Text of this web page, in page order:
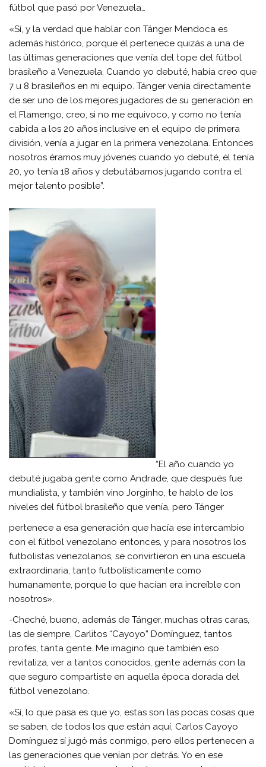
fútbol que pasó por Venezuela…
«Sí, y la verdad que hablar con Tánger Mendoca es
además histórico, porque él pertenece quizás a una de
las últimas generaciones que venía del tope del fútbol
brasileño a Venezuela. Cuando yo debuté, había creo que
7 u 8 brasileños en mi equipo. Tánger venía directamente
de ser uno de los mejores jugadores de su generación en
el Flamengo, creo, si no me equivoco, y como no tenía
cabida a los 20 años inclusive en el equipo de primera
división, venía a jugar en la primera venezolana. Entonces
nosotros éramos muy jóvenes cuando yo debuté, él tenía
20, yo tenía 18 años y debutábamos jugando contra el
mejor talento posible”.
“El año cuando yo
debuté jugaba gente como Andrade, que después fue
mundialista, y también vino Jorginho, te hablo de los
niveles del fútbol brasileño que venía, pero Tánger
pertenece a esa generación que hacía ese intercambio
con el fútbol venezolano entonces, y para nosotros los
futbolistas venezolanos, se convirtieron en una escuela
extraordinaria, tanto futbolísticamente como
humanamente, porque lo que hacían era increíble con
nosotros».
-Cheché, bueno, además de Tánger, muchas otras caras,
las de siempre, Carlitos “Cayoyo” Domínguez, tantos
profes, tanta gente. Me imagino que también eso
revitaliza, ver a tantos conocidos, gente además con la
que seguro compartiste en aquella época dorada del
fútbol venezolano.
«Sí, lo que pasa es que yo, estas son las pocas cosas que
se saben, de todos los que están aquí, Carlos Cayoyo
Domínguez sí jugó más conmigo, pero ellos pertenecen a
las generaciones que venían por detrás. Yo en ese